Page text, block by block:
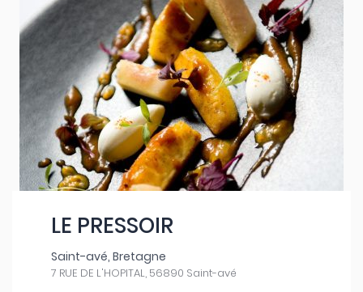
LE PRESSOIR
Saint-avé, Bretagne
7 RUE DE L'HOPITAL, 56890 Saint-avé